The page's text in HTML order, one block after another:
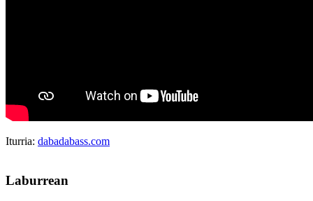
Iturria: dabadabass.com
Laburrean